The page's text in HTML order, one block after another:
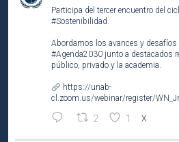
Participa del tercer encuentro del
#Sostenibilidad.
Abordamos los avances y desafíos
#Agenda2030 junto a destacados
público, privado y la academia.
https://unab-
cl.zoom.us/webinar/register/
2 1 X